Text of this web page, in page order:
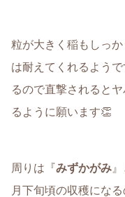
粒が大きく稲もしっ
は耐えてくれるよう
るので直撃されると
るように願います👏
周りは『みずかがみ
月下旬頃の収穫にな